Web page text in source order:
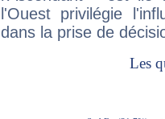
l'Ouest privilégie
dans la prise de